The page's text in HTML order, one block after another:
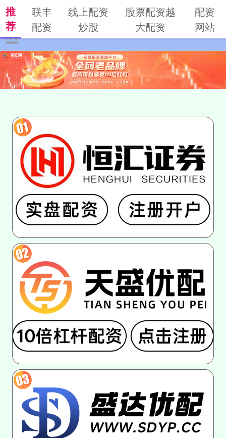
推
荐
联丰
配资
线上配资
炒股
股票配资越
大配资
配资
网站